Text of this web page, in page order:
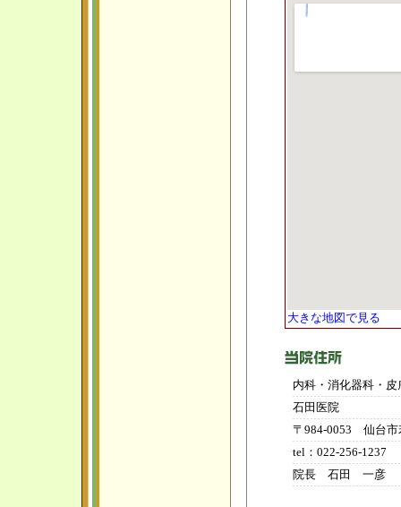
大きな地図で見る
内科・消化器科・皮
石田医院
〒984-0053 仙台市
tel：022-256-1237
院長 石田 一彦